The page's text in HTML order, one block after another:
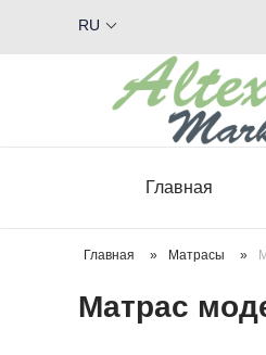
RU
Главная
Главная » Матрасы »
Матрас